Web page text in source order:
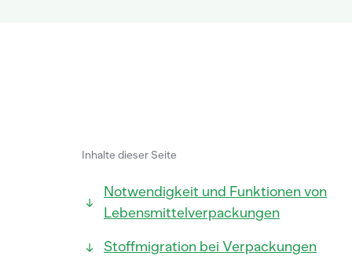
Inhalte dieser Seite
Notwendigkeit und Funktionen von
Lebensmittelverpackungen
Stoffmigration bei Verpackungen